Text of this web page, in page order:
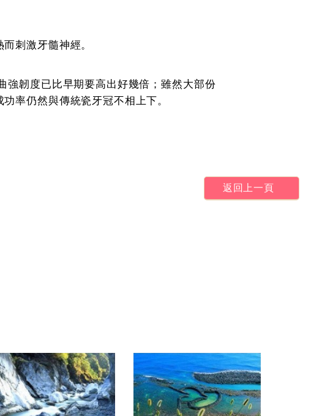
刺激牙髓神經。
強韌度已比早期要高出好幾倍；雖然大部份
率仍然與傳統瓷牙冠不相上下。
返回上一頁